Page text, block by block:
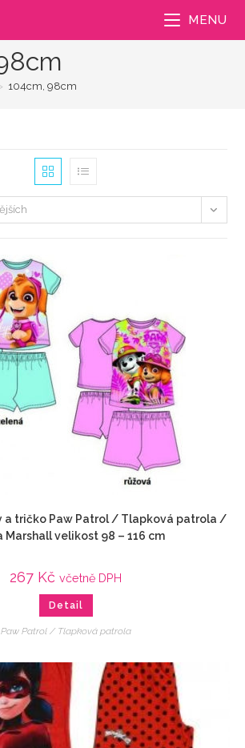
MENU
104cm, 98cm
a tričko Paw Patrol / Tlapková patrola /
Marshall velikost 98 – 116 cm
267 Kč včetně DPH
Detail
Paw Patrol / Tlapková patrola